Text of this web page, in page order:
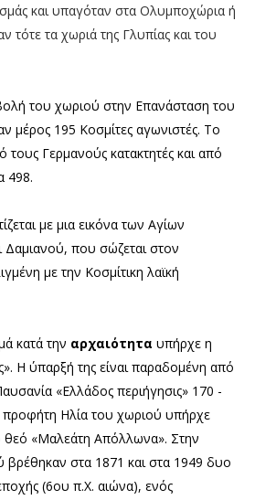
και υπαγόταν στα Ολυμποχώρια ή
τότε τα χωριά της Γλυπίας και του
του χωριού στην Επανάσταση του
μέρος 195 Κοσμίτες αγωνιστές. Το
Γερμανούς κατακτητές και από
498.
με μια εικόνα των Αγίων
που σώζεται στον
με την Κοσμίτικη λαϊκή
κατά την αρχαιότητα υπήρχε η
Η ύπαρξή της είναι παραδομένη από
«Ελλάδος περιήγησις» 170 -
Ηλία του χωριού υπήρχε
θεό «Μαλεάτη Απόλλωνα». Στην
βρέθηκαν στα 1871 και στα 1949 δυο
(6ου π.Χ. αιώνα), ενός